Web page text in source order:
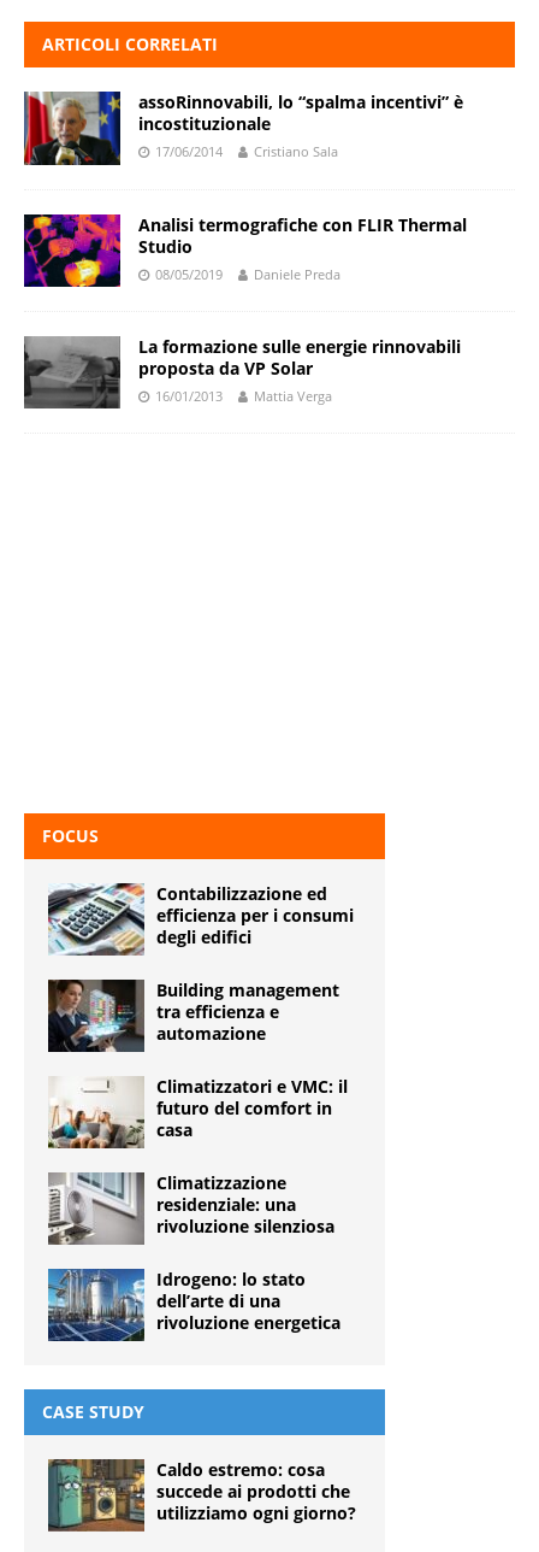
ARTICOLI CORRELATI
assoRinnovabili, lo “spalma incentivi” è
incostituzionale
17/06/2014 Cristiano Sala
Analisi termografiche con FLIR Thermal
Studio
08/05/2019 Daniele Preda
La formazione sulle energie rinnovabili
proposta da VP Solar
16/01/2013 Mattia Verga
FOCUS
Contabilizzazione ed
efficienza per i consumi
degli edifici
Building management
tra efficienza e
automazione
Climatizzatori e VMC: il
futuro del comfort in
casa
Climatizzazione
residenziale: una
rivoluzione silenziosa
Idrogeno: lo stato
dell’arte di una
rivoluzione energetica
CASE STUDY
Caldo estremo: cosa
succede ai prodotti che
utilizziamo ogni giorno?